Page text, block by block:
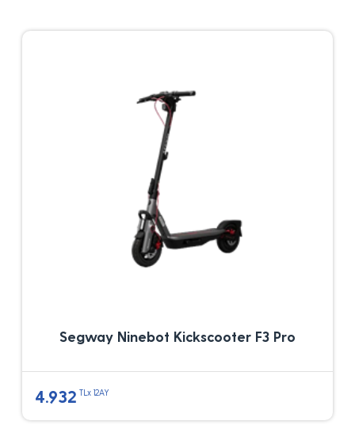
Segway Ninebot Kickscooter F3 Pro
4.932 TLx 12AY